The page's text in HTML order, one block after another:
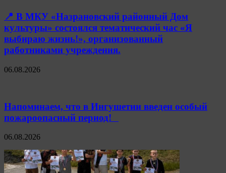
📍 В МКУ «Назрановский районный Дом
культуры» состоялся тематический час «Я
выбираю жизнь!», организованный
работниками учреждения.
06.08.2026
Напоминаем, что в Ингушетии введен особый
пожароопасный период!⁣⁣⠀
06.08.2026